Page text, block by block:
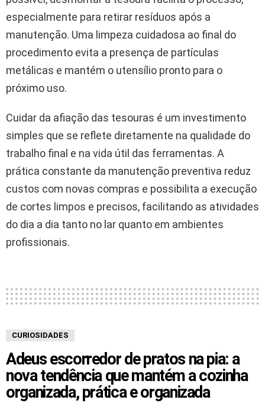
especialmente para retirar resíduos após a
manutenção. Uma limpeza cuidadosa ao final do
procedimento evita a presença de partículas
metálicas e mantém o utensílio pronto para o
próximo uso.
Cuidar da afiação das tesouras é um investimento
simples que se reflete diretamente na qualidade do
trabalho final e na vida útil das ferramentas. A
prática constante da manutenção preventiva reduz
custos com novas compras e possibilita a execução
de cortes limpos e precisos, facilitando as atividades
do dia a dia tanto no lar quanto em ambientes
profissionais.
CURIOSIDADES
Adeus escorredor de pratos na pia: a
nova tendência que mantém a cozinha
organizada, prática e organizada